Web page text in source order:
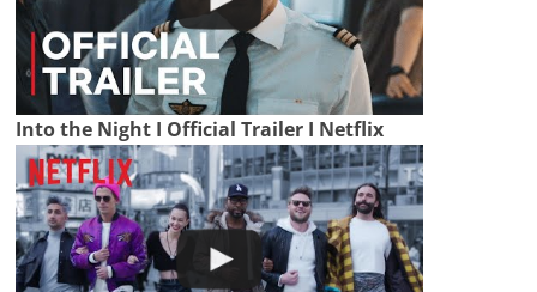
Into the Night I Official Trailer I Netflix